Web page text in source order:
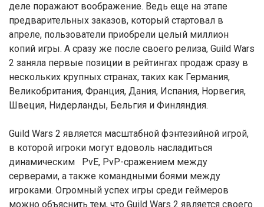
деле поражают воображение. Ведь еще на этапе
предварительных заказов, который стартовал в
апреле, пользователи приобрели целый миллион
копий игры. А сразу же после своего релиза, Guild Wars
2 заняла первые позиции в рейтингах продаж сразу в
нескольких крупных странах, таких как Германия,
Великобритания, Франция, Дания, Испания, Норвегия,
Швеция, Нидерланды, Бельгия и Финляндия.
Guild Wars 2 является масштабной фэнтезийной игрой,
в которой игроки могут вдоволь насладиться
динамическим PvE, PvP-сражением между
серверами, а также командными боями между
игроками. Огромный успех игры среди геймеров
можно объяснить тем, что Guild Wars 2 является своего